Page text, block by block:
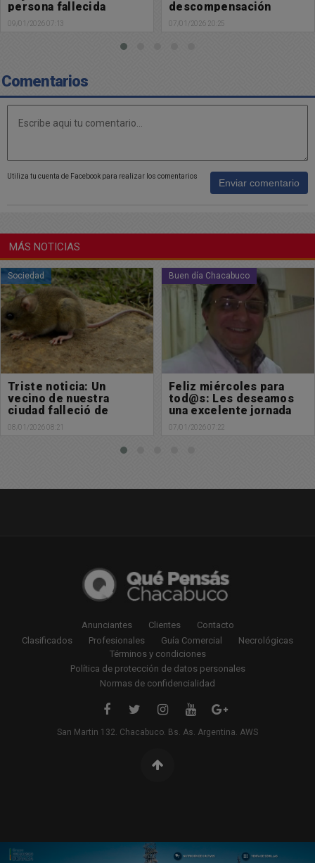
descompensación
falleció
07/01/2026 20:25
horas en Chacabuco
07/01/2026 07:37
Comentarios
Utiliza tu cuenta de Facebook para realizar los comentarios
Enviar comentario
MÁS NOTICIAS
Buen día Chacabuco
Feliz miércoles para
tod@s: Les deseamos
una excelente jornada
07/01/2026 07:22
Sociedad
Registro de lluvias
caída en las últimas
horas en nuestra ciudad
07/01/2026 07:00
Anunciantes Clientes
Contacto
Clasificados
Profesionales Guía Comercial
Necrológicas
Términos y condiciones
Política de protección de datos personales
Normas de confidencialidad
San Martin 132. Chacabuco. Bs. As. Argentina. AWS